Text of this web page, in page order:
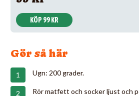
KÖP 99 KR
Gör så här
Ugn: 200 grader.
Rör matfett och socker ljust och